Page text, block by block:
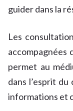
guider dans la
Les
accompagnées
permet au
dans l’esprit
informations et